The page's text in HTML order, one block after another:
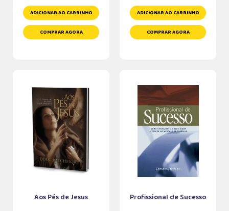
ADICIONAR AO CARRINHO
COMPRAR AGORA
ADICIONAR AO CARRINHO
COMPRAR AGORA
Aos Pés de Jesus Profissional de Sucesso